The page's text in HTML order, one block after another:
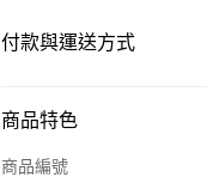
付款與運送方式
付款方式
信用卡一次付款
商品特色
商品編號